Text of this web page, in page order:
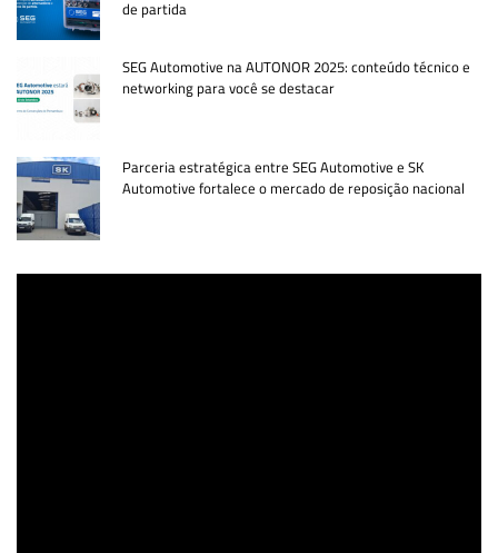
de partida
SEG Automotive na AUTONOR 2025: conteúdo técnico e
networking para você se destacar
Parceria estratégica entre SEG Automotive e SK
Automotive fortalece o mercado de reposição nacional